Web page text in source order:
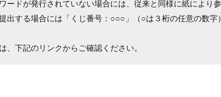
ドが発行されていない場合には、従来と同様に紙により
出する場合には「くじ番号：○○○」（○は３桁の任意の数
下記のリンクからご確認ください。